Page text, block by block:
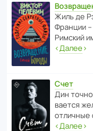
Жиль де
Франции
Римский
‹Далее›
Счет
Дин
ва­ется
отли­чные
‹Далее›